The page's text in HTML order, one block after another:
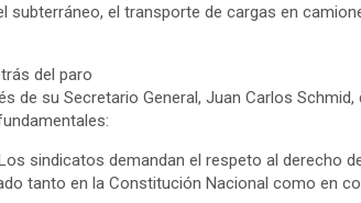
subterráneo, el transporte de cargas en
del paro
de su Secretario General, Juan Carlos
sindicatos demandan el respeto al derecho
tanto en la Constitución Nacional como en